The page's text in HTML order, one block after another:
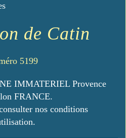
de Catin
5199
IMMATERIEL Provence
FRANCE.
nos conditions